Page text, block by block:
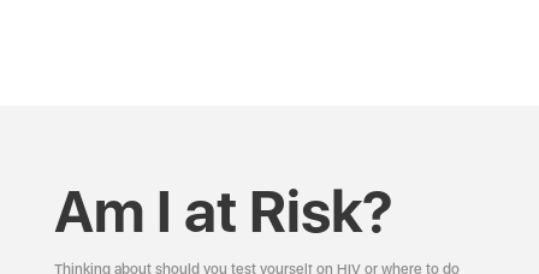
Am I at Risk?
Thinking about should you test yourself on HIV or where to do